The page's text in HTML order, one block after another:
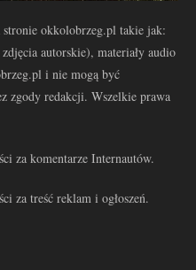
okkolobrzeg.pl takie jak:
autorskie), materiały audio
i nie mogą być
zgody redakcji. Wszelkie prawa
za komentarze Internautów.
za treść reklam i ogłoszeń.